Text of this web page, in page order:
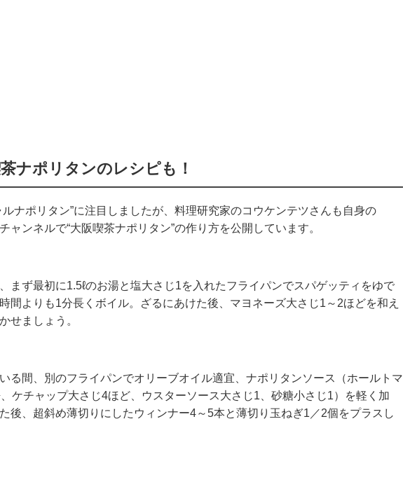
ナポリタンのレシピも！
ルナポリタン”に注目しましたが、料理研究家のコウケンテツさんも自身の
ャンネルで“大阪喫茶ナポリタン”の作り方を公開しています。
まず最初に1.5ℓのお湯と塩大さじ1を入れたフライパンでスパゲッティをゆで
間よりも1分長くボイル。ざるにあけた後、マヨネーズ大さじ1～2ほどを和え
せましょう。
る間、別のフライパンでオリーブオイル適宜、ナポリタンソース（ホールトマ
、ケチャップ大さじ4ほど、ウスターソース大さじ1、砂糖小さじ1）を軽く加
後、超斜め薄切りにしたウィンナー4～5本と薄切り玉ねぎ1／2個をプラスし